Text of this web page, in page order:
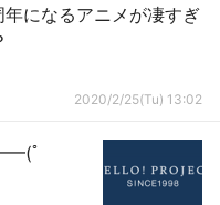
年になるアニメが凄すぎ
2020/2/25(Tu) 13:02
ﾟ